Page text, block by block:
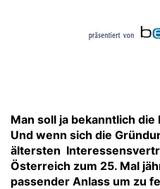
Man soll ja bekanntlich
Und wenn sich die
ältersten
Österreich zum 25. Mal
passender Anlass um zu